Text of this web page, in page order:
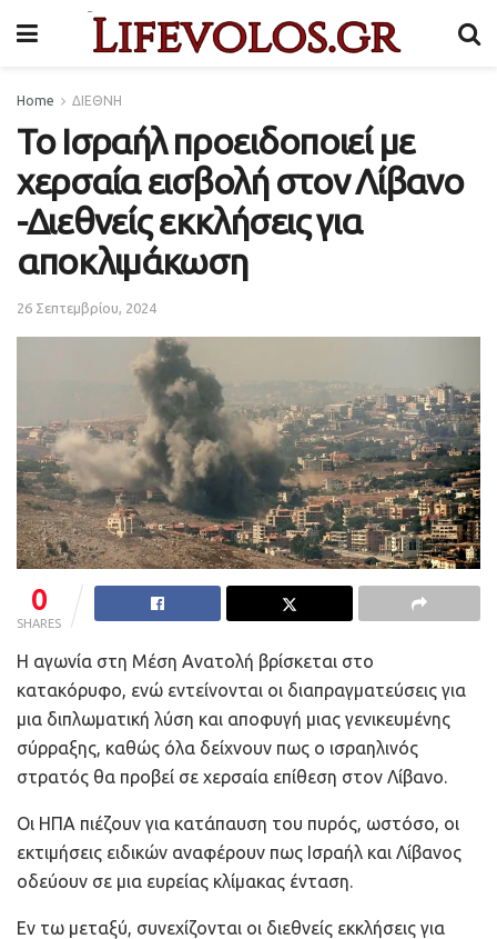
Home ΔΙΕΘΝΗ
Το Ισραήλ προειδοποιεί με
χερσαία εισβολή στον Λίβανο
-Διεθνείς εκκλήσεις για
αποκλιμάκωση
26 Σεπτεμβρίου, 2024
0
SHARES
Η αγωνία στη Μέση Ανατολή βρίσκεται στο
κατακόρυφο, ενώ εντείνονται οι διαπραγματεύσεις για
μια διπλωματική λύση και αποφυγή μιας γενικευμένης
σύρραξης, καθώς όλα δείχνουν πως ο ισραηλινός
στρατός θα προβεί σε χερσαία επίθεση στον Λίβανο.
Οι ΗΠΑ πιέζουν για κατάπαυση του πυρός, ωστόσο, οι
εκτιμήσεις ειδικών αναφέρουν πως Ισραήλ και Λίβανος
οδεύουν σε μια ευρείας κλίμακας ένταση.
Εν τω μεταξύ, συνεχίζονται οι διεθνείς εκκλήσεις για